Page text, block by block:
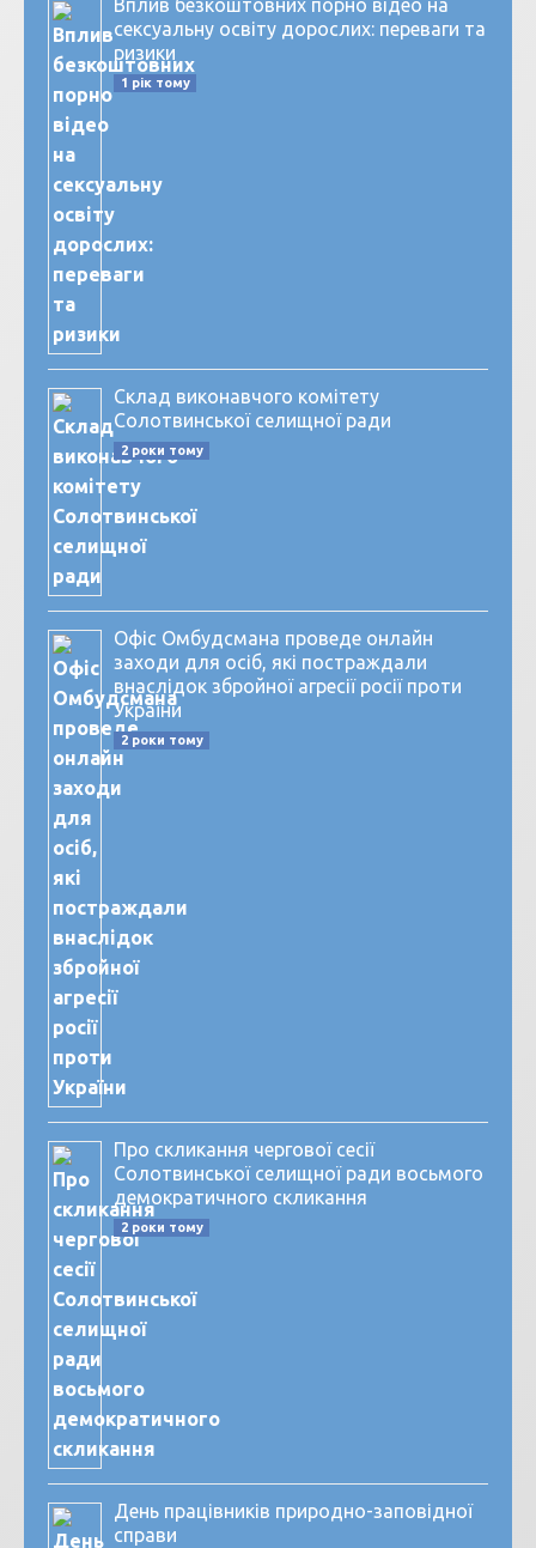
Вплив безкоштовних порно відео на
сексуальну освіту дорослих: переваги та
ризики
1 рік тому
Склад виконавчого комітету
Солотвинської селищної ради
2 роки тому
Офіс Омбудсмана проведе онлайн
заходи для осіб, які постраждали
внаслідок збройної агресії росії проти
України
2 роки тому
Про скликання чергової сесії
Солотвинської селищної ради восьмого
демократичного скликання
2 роки тому
День працівників природно-заповідної
справи